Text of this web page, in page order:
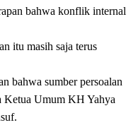
bahwa konflik internal
itu masih saja terus
bahwa sumber persoalan
Ketua Umum KH Yahya